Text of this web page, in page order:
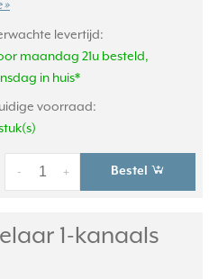
»
levertijd:
maandag 21u besteld,
in huis*
voorraad:
+
- Bestel
1-kanaals